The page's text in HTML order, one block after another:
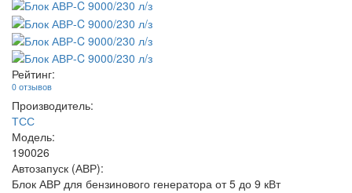
Рейтинг:
0 отзывов
Производитель:
ТСС
Модель:
190026
Автозапуск (АВР):
Блок АВР для бензинового генератора от 5 до 9 кВт